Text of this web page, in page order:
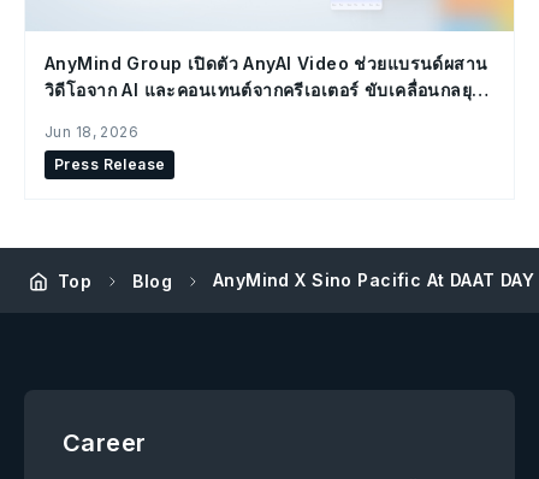
AnyMind Group เปิดตัว AnyAI Video ช่วยแบรนด์ผสาน
วิดีโอจาก AI และคอนเทนต์จากครีเอเตอร์ ขับเคลื่อนกลยุทธ์
Jun 18, 2026
Press Release
Top Blog AnyMind X Sino Pacific At DAAT
Career